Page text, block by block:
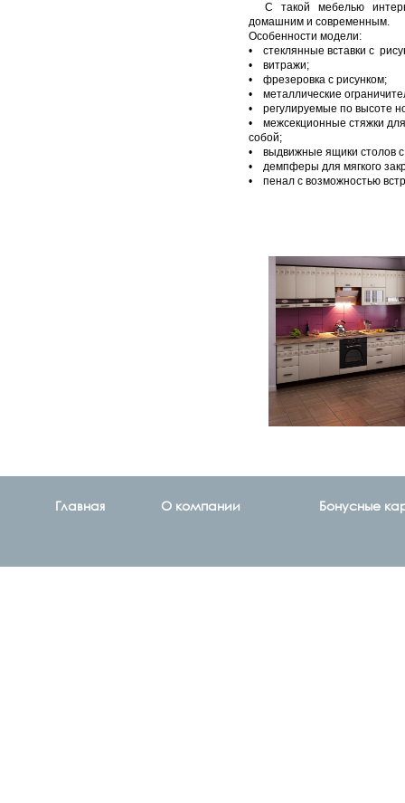
С такой мебелью
домашним и современным.
Особенности модели:
• стеклянные вставки с
• витражи;
• фрезеровка с рисунком;
• металлические
• регулируемые по высоте
• межсекционные стяжки
собой;
• выдвижные ящики столов
• демпферы для мягкого
• пенал с возможностью
Главная О компании Бонусные